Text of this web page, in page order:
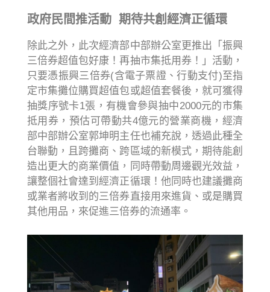
政府民間推活動 期待共創經濟正循環
除此之外，此次經濟部中部辦公室更推出「振興
三倍券超值包好康！再抽市集抵用券！」活動，
只要憑振興三倍券(含電子票證、行動支付)至指
定市集攤位購買超值包或超值套餐後，就可獲得
抽獎序號卡1張，有機會參與抽中2000元的市集
抵用券，預估可帶動共4億元的營業商機，經濟
部中部辦公室郭坤明主任也補充說，透過此種全
台聯動，且跨攤商、跨區域的新模式，期待能創
造出更大的商業價值，同時帶動周邊觀光效益，
讓整個社會達到經濟正循環！他同時也建議攤商
或業者將收到的三倍券直接用來進貨、或是購買
其他用品，來促進三倍券的流通率。